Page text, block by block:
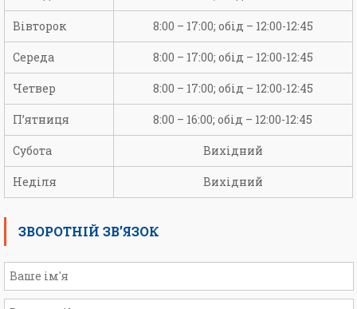
Вівторок 8:00 – 17:00; обід – 12:00-12:45
Середа 8:00 – 17:00; обід – 12:00-12:45
Четвер 8:00 – 17:00; обід – 12:00-12:45
П’ятниця 8:00 – 16:00; обід – 12:00-12:45
Субота Вихідний
Неділя Вихідний
ЗВОРОТНІЙ ЗВ’ЯЗОК